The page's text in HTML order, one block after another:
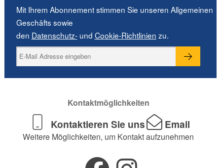
Mit Ihrem Abonnement stimmen Sie unseren Allgemeinen
Geschäfts sowie
den Datenschutz-und Cookie-Richtlinien zu.
Kontaktmöglichkeiten
Kontaktieren Sie uns Email
Weitere Möglichkeiten, um Kontakt aufzunehmen